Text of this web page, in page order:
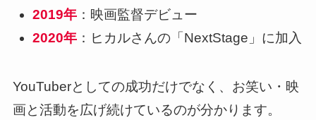
2019年 ：映画監督デビュー
2020年 ：ヒカルさんの「NextStage」に加入
YouTuberとしての成功だけでなく、お笑い・映
画と活動を広げ続けているのが分かります。